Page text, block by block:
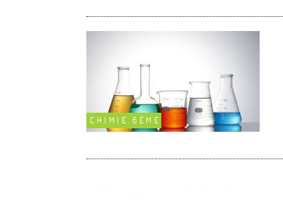
CHIMIE 6ÈME